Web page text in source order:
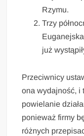
Rzymu.
Trzy
już
Przeciwnicy
ona wydajność, i
powielanie
ponieważ firmy
różnych